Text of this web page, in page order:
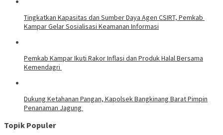
Tingkatkan Kapasitas dan Sumber Daya Agen CSIRT, Pemkab
Kampar Gelar Sosialisasi Keamanan Informasi
Pemkab Kampar Ikuti Rakor Inflasi dan Produk Halal Bersama
Kemendagri
Dukung Ketahanan Pangan, Kapolsek Bangkinang Barat Pimpin
Penanaman Jagung
Topik Populer